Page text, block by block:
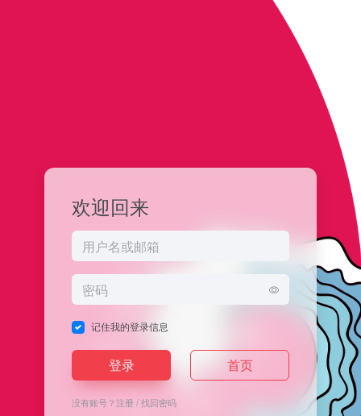
欢迎回来
记住我的登录信息
登录 首页
没有账号？注册/找回密码